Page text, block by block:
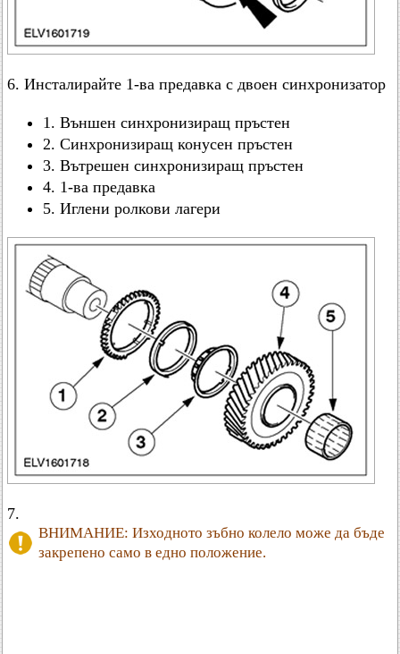
6. Инсталирайте 1-ва предавка с двоен синхронизатор
1. Външен синхронизиращ пръстен
2. Синхронизиращ конусен пръстен
3. Вътрешен синхронизиращ пръстен
4. 1-ва предавка
5. Иглени ролкови лагери
7.
ВНИМАНИЕ: Изходното зъбно колело може да бъде
закрепено само в едно положение.